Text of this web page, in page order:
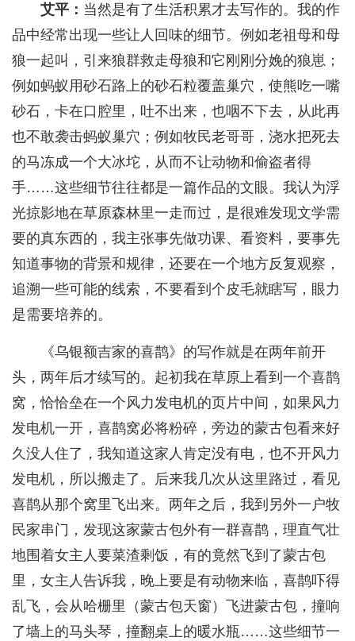
艾平： 当然是有了生活积累才去写作的。我的作
品中经常出现一些让人回味的细节。例如老祖母和母
狼一起叫，引来狼群救走母狼和它刚刚分娩的狼崽；
例如蚂蚁用砂石路上的砂石粒覆盖巢穴，使熊吃一嘴
砂石，卡在口腔里，吐不出来，也咽不下去，从此再
也不敢袭击蚂蚁巢穴；例如牧民老哥哥，浇水把死去
的马冻成一个大冰坨，从而不让动物和偷盗者得
手……这些细节往往都是一篇作品的文眼。我认为浮
光掠影地在草原森林里一走而过，是很难发现文学需
要的真东西的，我主张事先做功课、看资料，要事先
知道事物的背景和规律，还要在一个地方反复观察，
追溯一些可能的线索，不要看到个皮毛就瞎写，眼力
是需要培养的。
《乌银额吉家的喜鹊》的写作就是在两年前开
头，两年后才续写的。起初我在草原上看到一个喜鹊
窝，恰恰垒在一个风力发电机的页片中间，如果风力
发电机一开，喜鹊窝必将粉碎，旁边的蒙古包看来好
久没人住了，我知道这家人肯定没有电，也不开风力
发电机，所以搬走了。后来我几次从这里路过，看见
喜鹊从那个窝里飞出来。两年之后，我到另外一户牧
民家串门，发现这家蒙古包外有一群喜鹊，理直气壮
地围着女主人要菜渣剩饭，有的竟然飞到了蒙古包
里，女主人告诉我，晚上要是有动物来临，喜鹊吓得
乱飞，会从哈栅里（蒙古包天窗）飞进蒙古包，撞响
了墙上的马头琴，撞翻桌上的暖水瓶……这些细节一